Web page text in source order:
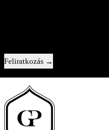
Feliratkozás